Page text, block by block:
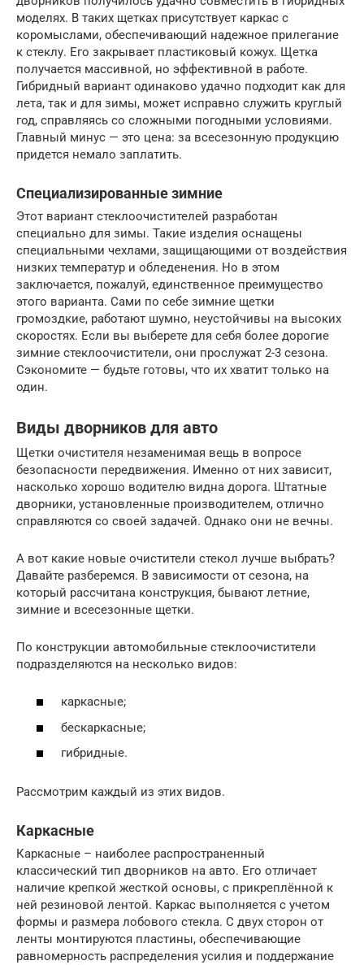
моделях. В таких щетках присутствует каркас с
коромыслами, обеспечивающий надежное прилегание
к стеклу. Его закрывает пластиковый кожух. Щетка
получается массивной, но эффективной в работе.
Гибридный вариант одинаково удачно подходит как для
лета, так и для зимы, может исправно служить круглый
год, справляясь со сложными погодными условиями.
Главный минус — это цена: за всесезонную продукцию
придется немало заплатить.
Специализированные зимние
Этот вариант стеклоочистителей разработан
специально для зимы. Такие изделия оснащены
специальными чехлами, защищающими от воздействия
низких температур и обледенения. Но в этом
заключается, пожалуй, единственное преимущество
этого варианта. Сами по себе зимние щетки
громоздкие, работают шумно, неустойчивы на высоких
скоростях. Если вы выберете для себя более дорогие
зимние стеклоочистители, они прослужат 2-3 сезона.
Сэкономите — будьте готовы, что их хватит только на
один.
Виды дворников для авто
Щетки очистителя незаменимая вещь в вопросе
безопасности передвижения. Именно от них зависит,
насколько хорошо водителю видна дорога. Штатные
дворники, установленные производителем, отлично
справляются со своей задачей. Однако они не вечны.
А вот какие новые очистители стекол лучше выбрать?
Давайте разберемся. В зависимости от сезона, на
который рассчитана конструкция, бывают летние,
зимние и всесезонные щетки.
По конструкции автомобильные стеклоочистители
подразделяются на несколько видов:
каркасные;
бескаркасные;
гибридные.
Рассмотрим каждый из этих видов.
Каркасные
Каркасные – наиболее распространенный
классический тип дворников на авто. Его отличает
наличие крепкой жесткой основы, с прикреплённой к
ней резиновой лентой. Каркас выполняется с учетом
формы и размера лобового стекла. С двух сторон от
ленты монтируются пластины, обеспечивающие
равномерность распределения усилия и поддержание